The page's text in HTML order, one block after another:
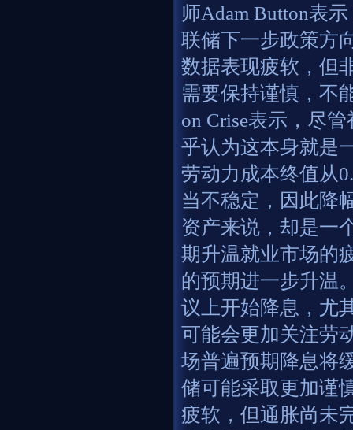
师Adam Button表
联储下一步政策方
数据表现疲软，但
需要保持谨慎，不
on Crise表示，尽
乎认为这本身就是
劳动力成本终值从
当不稳定，因此降
资产来说，却是一
期升温就业市场的
的预期进一步升温
议上开始降息，尤
可能会更加关注劳
场普遍预期降息将
储可能采取更加谨
疲软，但通胀尚未